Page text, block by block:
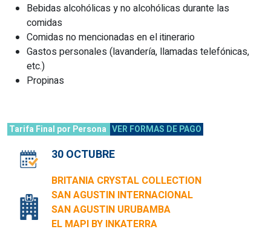
Bebidas alcohólicas y no alcohólicas durante las
comidas
Comidas no mencionadas en el itinerario
Gastos personales (lavandería, llamadas telefónicas,
etc.)
Propinas
Tarifa Final por Persona VER FORMAS DE PAGO
30 OCTUBRE
BRITANIA CRYSTAL COLLECTION
SAN AGUSTIN INTERNACIONAL
SAN AGUSTIN URUBAMBA
EL MAPI BY INKATERRA